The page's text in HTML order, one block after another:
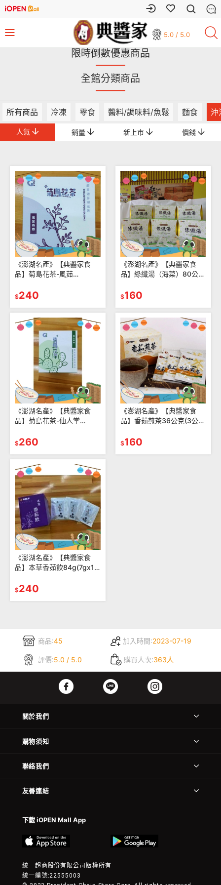
5.0 / 5.0
限時倒數優惠商品
全館分類商品
所有商品 冷凍 零食 醬料/調味料/魚鬆 麵食 沖
人氣 銷量 新上市 價錢
《澎湖名產》【典醬家食
品】菊島花茶-風茹
$240
《澎湖名產》【典醬家食
品】綠纖湯（海菜）80公克
$160
《澎湖名產》【典醬家食
品】菊島花茶-仙人掌
$260
《澎湖名產》【典醬家食
品】香茹煎茶36公克(3公克
$160
《澎湖名產》【典醬家食
品】本草香茹飲84g(7gx12
$240
商品:45 加入時間:2023-07-19
評價:5.0 / 5.0 購買人次:363人
關於我們
購物須知
聯絡我們
友善連結
下載 iOPEN Mall App
統一超商股份有限公司版權所有
統一編號:22555003